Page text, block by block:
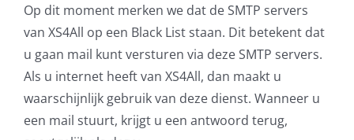
Cloud Computing
VOIP
Microsoft NCE
Op dit moment merken we dat de SMTP servers
van XS4All op een Black List staan. Dit betekent dat
u gaan mail kunt versturen via deze SMTP servers.
Als u internet heeft van XS4All, dan maakt u
waarschijnlijk gebruik van deze dienst. Wanneer u
een mail stuurt, krijgt u een antwoord terug,